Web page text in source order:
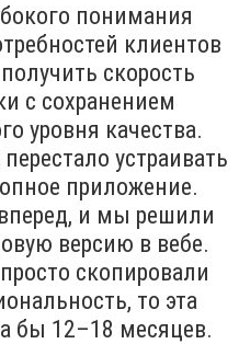
понимания
клиентов
скорость
с сохранением
уровня качества.
устраивать
приложение.
и мы решили
версию в вебе.
скопировали
то эта
бы 12–18 месяцев.